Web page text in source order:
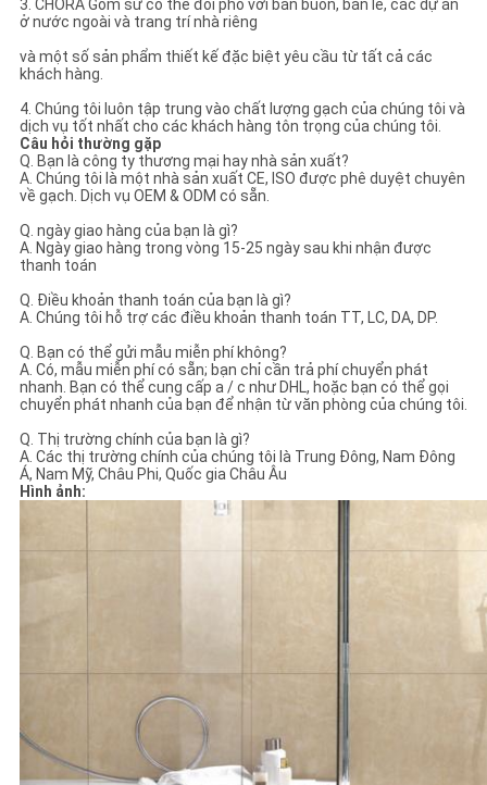
3. CHORA Gốm sứ có thể đối phó với bán buôn, bán lẻ, các dự án
ở nước ngoài và trang trí nhà riêng
và một số sản phẩm thiết kế đặc biệt yêu cầu từ tất cả các
khách hàng.
4. Chúng tôi luôn tập trung vào chất lượng gạch của chúng tôi và
dịch vụ tốt nhất cho các khách hàng tôn trọng của chúng tôi.
Câu hỏi thường gặp
Q. Bạn là công ty thương mại hay nhà sản xuất?
A. Chúng tôi là một nhà sản xuất CE, ISO được phê duyệt chuyên
về gạch. Dịch vụ OEM & ODM có sẵn.
Q. ngày giao hàng của bạn là gì?
A. Ngày giao hàng trong vòng 15-25 ngày sau khi nhận được
thanh toán
Q. Điều khoản thanh toán của bạn là gì?
A. Chúng tôi hỗ trợ các điều khoản thanh toán TT, LC, DA, DP.
Q. Bạn có thể gửi mẫu miễn phí không?
A. Có, mẫu miễn phí có sẵn; bạn chỉ cần trả phí chuyển phát
nhanh. Bạn có thể cung cấp a / c như DHL, hoặc bạn có thể gọi
chuyển phát nhanh của bạn để nhận từ văn phòng của chúng tôi.
Q. Thị trường chính của bạn là gì?
A. Các thị trường chính của chúng tôi là Trung Đông, Nam Đông
Á, Nam Mỹ, Châu Phi, Quốc gia Châu Âu
Hình ảnh: